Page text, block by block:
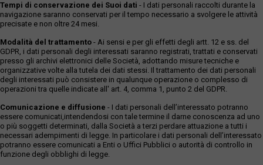
Tempi di conservazione dei Suoi dati - I dati personali raccolti durante la
navigazione saranno conservati per il tempo necessario a svolgere le attività
precisate e non oltre 24 mesi.
Modalità del trattamento - Ai sensi e per gli effetti degli artt. 12 e ss. del
GDPR, i dati personali degli interessati saranno registrati, trattati e conservati
presso gli archivi elettronici delle Società, adottando misure tecniche e
organizzative volte alla tutela dei dati stessi. Il trattamento dei dati personali
degli interessati può consistere in qualunque operazione o complesso di
operazioni tra quelle indicate all' art. 4, comma 1, punto 2 del GDPR.
Comunicazione e diffusione - I dati personali dell’interessato potranno
essere comunicati,intendendosi con tale termine il darne conoscenza ad uno
o più soggetti determinati, dalla Società a terzi perdare attuazione a tutti i
necessari adempimenti di legge. In particolare i dati personali dell’interessato
potranno essere comunicati a Enti o Uffici Pubblici o autorità di controllo in
funzione degli obblighi di legge.